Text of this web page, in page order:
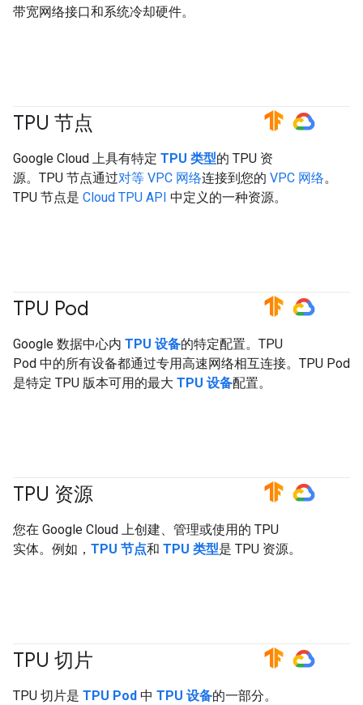
带宽网络接口和系统冷却硬件。
TPU 节点 #TensorFlow #GoogleCloud
Google Cloud 上具有特定 TPU 类型的 TPU 资
源。TPU 节点通过对等 VPC 网络连接到您的 VPC 网络。
TPU 节点是 Cloud TPU API 中定义的一种资源。
TPU Pod #TensorFlow #GoogleCloud
Google 数据中心内 TPU 设备的特定配置。TPU
Pod 中的所有设备都通过专用高速网络相互连接。TPU Pod
是特定 TPU 版本可用的最大 TPU 设备配置。
TPU 资源 #TensorFlow #GoogleCloud
您在 Google Cloud 上创建、管理或使用的 TPU
实体。例如， TPU 节点和 TPU 类型是 TPU 资源。
TPU 切片 #TensorFlow #GoogleCloud
TPU 切片是 TPU Pod 中 TPU 设备的一部分。